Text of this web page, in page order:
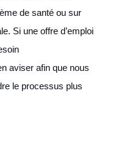
de santé ou sur
Si une offre d’emploi
aviser afin que nous
le processus plus